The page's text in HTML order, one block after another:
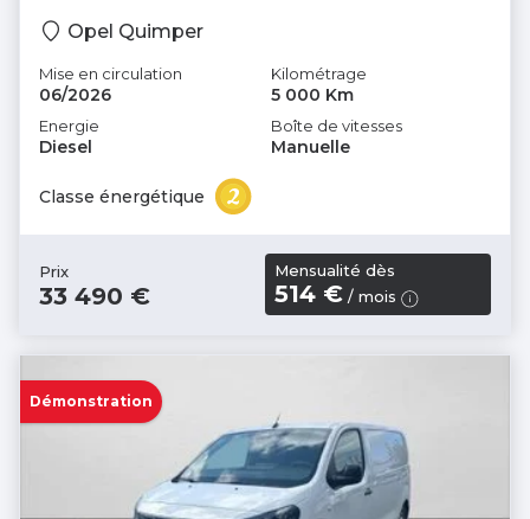
Opel Quimper
Mise en circulation
06/2026
Kilométrage
5 000 Km
Energie
Diesel
Boîte de vitesses
Manuelle
Classe énergétique
Prix
33 490 €
Mensualité dès
514 € / mois
Démonstration